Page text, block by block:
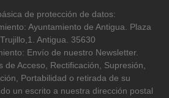
de protección de datos:
Ayuntamiento de Antigua. Plaza
Antigua. 35630
Envío de nuestro Newsletter.
de Acceso, Rectificación, Supresión,
Portabilidad o retirada de su
un escrito a nuestra dirección postal